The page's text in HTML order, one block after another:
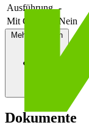
Ausführung -
Mit Gehäuse
Nein
Mehr anzeigen
Dokumente